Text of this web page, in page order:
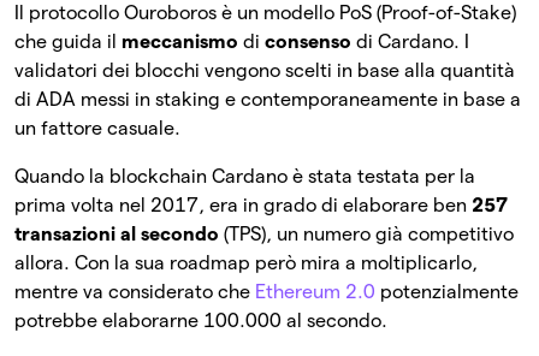
Il protocollo Ouroboros è un modello PoS (Proof-of-Stake)
che guida il meccanismo di consenso di Cardano. I
validatori dei blocchi vengono scelti in base alla quantità
di ADA messi in staking e contemporaneamente in base a
un fattore casuale.
Quando la blockchain Cardano è stata testata per la
prima volta nel 2017, era in grado di elaborare ben 257
transazioni al secondo (TPS), un numero già competitivo
allora. Con la sua roadmap però mira a moltiplicarlo,
mentre va considerato che Ethereum 2.0 potenzialmente
potrebbe elaborarne 100.000 al secondo.